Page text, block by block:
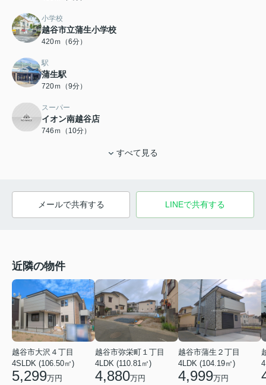
小学校
越谷市立蒲生小学校
420ｍ（6分）
駅
蒲生駅
720ｍ（9分）
スーパー
イオン南越谷店
746ｍ（10分）
すべて見る
メールで共有する LINEで共有する
近隣の物件
越谷市大沢４丁目
4SLDK (106.50㎡)
5,299万円
越谷市弥栄町１丁目
4LDK (110.81㎡)
4,880万円
越谷市蒲生２丁目
4LDK (104.19㎡)
4,999万円